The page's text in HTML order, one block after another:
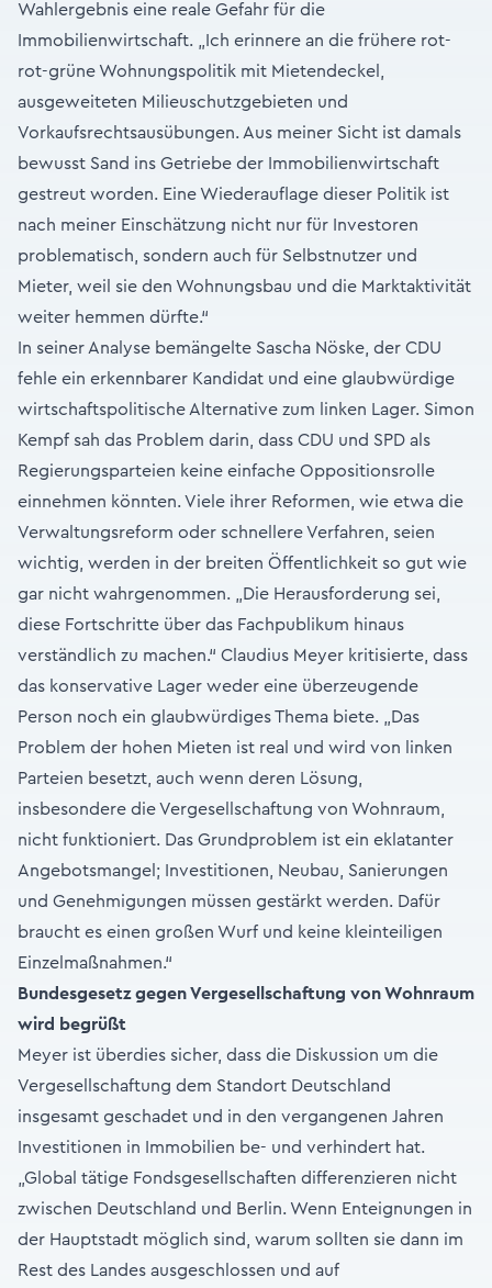
Wahlergebnis eine reale Gefahr für die
Immobilienwirtschaft. „Ich erinnere an die frühere rot-
rot-grüne Wohnungspolitik mit Mietendeckel,
ausgeweiteten Milieuschutzgebieten und
Vorkaufsrechtsausübungen. Aus meiner Sicht ist damals
bewusst Sand ins Getriebe der Immobilienwirtschaft
gestreut worden. Eine Wiederauflage dieser Politik ist
nach meiner Einschätzung nicht nur für Investoren
problematisch, sondern auch für Selbstnutzer und
Mieter, weil sie den Wohnungsbau und die Marktaktivität
weiter hemmen dürfte.“
In seiner Analyse bemängelte Sascha Nöske, der CDU
fehle ein erkennbarer Kandidat und eine glaubwürdige
wirtschaftspolitische Alternative zum linken Lager. Simon
Kempf sah das Problem darin, dass CDU und SPD als
Regierungsparteien keine einfache Oppositionsrolle
einnehmen könnten. Viele ihrer Reformen, wie etwa die
Verwaltungsreform oder schnellere Verfahren, seien
wichtig, werden in der breiten Öffentlichkeit so gut wie
gar nicht wahrgenommen. „Die Herausforderung sei,
diese Fortschritte über das Fachpublikum hinaus
verständlich zu machen.“ Claudius Meyer kritisierte, dass
das konservative Lager weder eine überzeugende
Person noch ein glaubwürdiges Thema biete. „Das
Problem der hohen Mieten ist real und wird von linken
Parteien besetzt, auch wenn deren Lösung,
insbesondere die Vergesellschaftung von Wohnraum,
nicht funktioniert. Das Grundproblem ist ein eklatanter
Angebotsmangel; Investitionen, Neubau, Sanierungen
und Genehmigungen müssen gestärkt werden. Dafür
braucht es einen großen Wurf und keine kleinteiligen
Einzelmaßnahmen.“
Bundesgesetz gegen Vergesellschaftung von Wohnraum
wird begrüßt
Meyer ist überdies sicher, dass die Diskussion um die
Vergesellschaftung dem Standort Deutschland
insgesamt geschadet und in den vergangenen Jahren
Investitionen in Immobilien be- und verhindert hat.
„Global tätige Fondsgesellschaften differenzieren nicht
zwischen Deutschland und Berlin. Wenn Enteignungen in
der Hauptstadt möglich sind, warum sollten sie dann im
Rest des Landes ausgeschlossen und auf